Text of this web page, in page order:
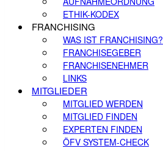
ETHIK-KODEX
FRANCHISING
WAS IST FRANCHISING?
FRANCHISEGEBER
FRANCHISENEHMER
LINKS
MITGLIEDER
MITGLIED WERDEN
MITGLIED FINDEN
EXPERTEN FINDEN
ÖFV SYSTEM-CHECK